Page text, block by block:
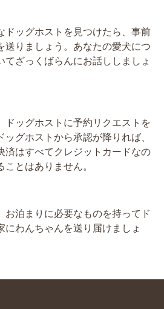
ドッグホストを見つけたら、事前
送りましょう。あなたの愛犬につ
てざっくばらんにお話ししましょ
ドッグホストに予約リクエストを
ッグホストから承認が降りれば、
済はすべてクレジットカードなの
ことはありません。
お泊まりに必要なものを持ってド
にわんちゃんを送り届けましょ